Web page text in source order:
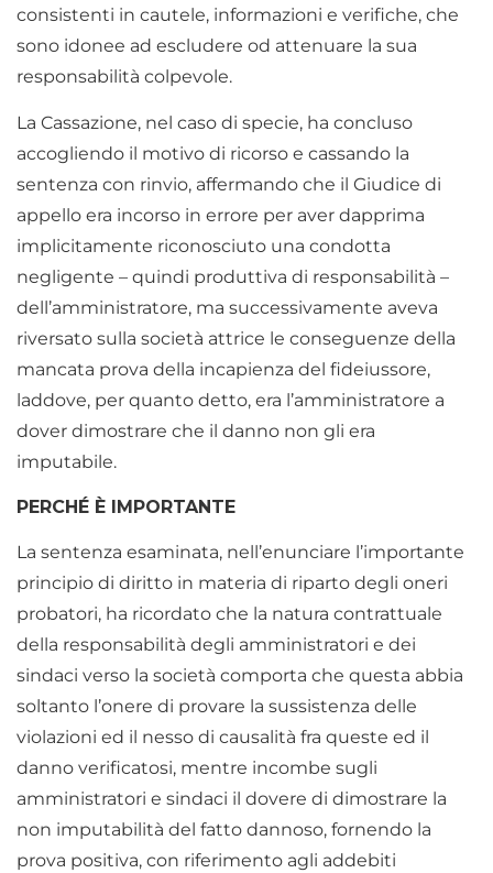
consistenti in cautele, informazioni e verifiche, che
sono idonee ad escludere od attenuare la sua
responsabilità colpevole.
La Cassazione, nel caso di specie, ha concluso
accogliendo il motivo di ricorso e cassando la
sentenza con rinvio, affermando che il Giudice di
appello era incorso in errore per aver dapprima
implicitamente riconosciuto una condotta
negligente – quindi produttiva di responsabilità –
dell’amministratore, ma successivamente aveva
riversato sulla società attrice le conseguenze della
mancata prova della incapienza del fideiussore,
laddove, per quanto detto, era l’amministratore a
dover dimostrare che il danno non gli era
imputabile.
PERCHÉ È IMPORTANTE
La sentenza esaminata, nell’enunciare l’importante
principio di diritto in materia di riparto degli oneri
probatori, ha ricordato che la natura contrattuale
della responsabilità degli amministratori e dei
sindaci verso la società comporta che questa abbia
soltanto l’onere di provare la sussistenza delle
violazioni ed il nesso di causalità fra queste ed il
danno verificatosi, mentre incombe sugli
amministratori e sindaci il dovere di dimostrare la
non imputabilità del fatto dannoso, fornendo la
prova positiva, con riferimento agli addebiti